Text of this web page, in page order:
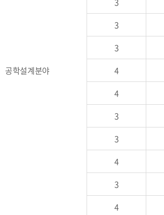
공학설계분야
3
3
4
4
3
3
4
3
4